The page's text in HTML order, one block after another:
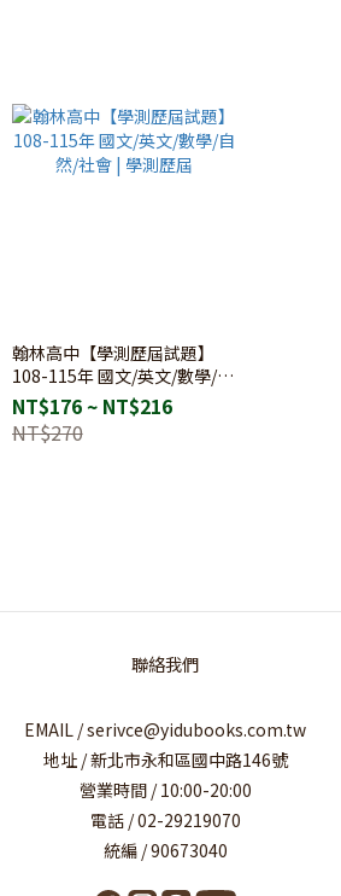
翰林高中【學測歷屆試題】
108-115年 國文/英文/數學/自
然/社會 | 學測歷屆
NT$176 ~ NT$216
NT$270
聯絡我們
EMAIL / serivce@yidubooks.com.tw
地址 / 新北市永和區國中路146號
營業時間 / 10:00-20:00
電話 / 02-29219070
統編 / 90673040